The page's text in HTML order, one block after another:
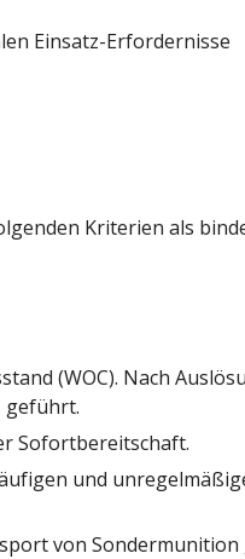
Einsatz-Erfordernisse
Kriterien als
(WOC). Nach
geführt.
Sofortbereitschaft.
und
von Sondermunition